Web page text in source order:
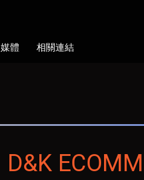
媒體 相關連結
D&K